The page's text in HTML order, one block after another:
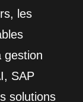
les
gestion
SAP
solutions